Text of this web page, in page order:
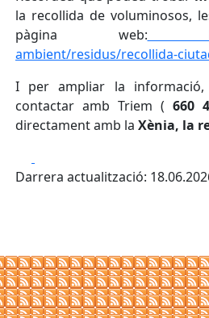
la recollida de voluminosos,
pàgina web:
ambient/residus/recollida-
I per ampliar la informació,
contactar amb Triem ( 660
directament amb la Xènia, la
Darrera actualització: